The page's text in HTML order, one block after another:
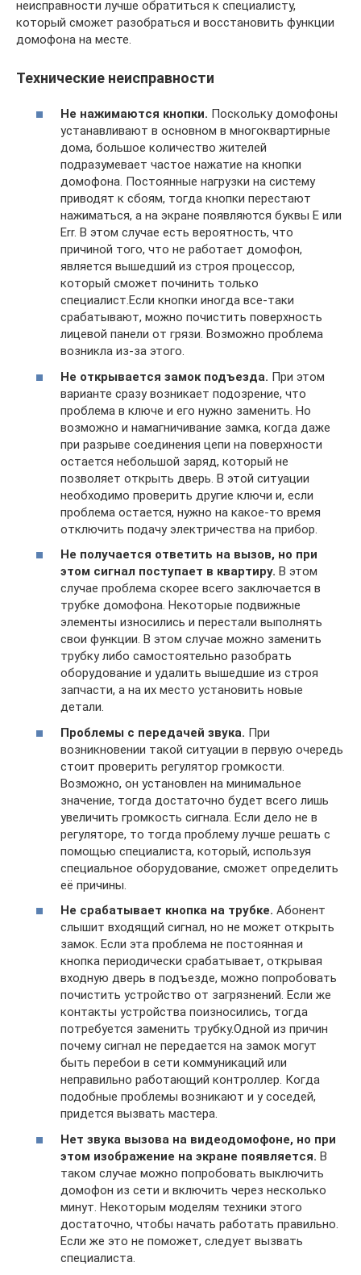
неисправности лучше обратиться к специалисту,
который сможет разобраться и восстановить функции
домофона на месте.
Технические неисправности
Не нажимаются кнопки. Поскольку домофоны
устанавливают в основном в многоквартирные
дома, большое количество жителей
подразумевает частое нажатие на кнопки
домофона. Постоянные нагрузки на систему
приводят к сбоям, тогда кнопки перестают
нажиматься, а на экране появляются буквы Е или
Err. В этом случае есть вероятность, что
причиной того, что не работает домофон,
является вышедший из строя процессор,
который сможет починить только
специалист.Если кнопки иногда все-таки
срабатывают, можно почистить поверхность
лицевой панели от грязи. Возможно проблема
возникла из-за этого.
Не открывается замок подъезда. При этом
варианте сразу возникает подозрение, что
проблема в ключе и его нужно заменить. Но
возможно и намагничивание замка, когда даже
при разрыве соединения цепи на поверхности
остается небольшой заряд, который не
позволяет открыть дверь. В этой ситуации
необходимо проверить другие ключи и, если
проблема остается, нужно на какое-то время
отключить подачу электричества на прибор.
Не получается ответить на вызов, но при
этом сигнал поступает в квартиру. В этом
случае проблема скорее всего заключается в
трубке домофона. Некоторые подвижные
элементы износились и перестали выполнять
свои функции. В этом случае можно заменить
трубку либо самостоятельно разобрать
оборудование и удалить вышедшие из строя
запчасти, а на их место установить новые
детали.
Проблемы с передачей звука. При
возникновении такой ситуации в первую очередь
стоит проверить регулятор громкости.
Возможно, он установлен на минимальное
значение, тогда достаточно будет всего лишь
увеличить громкость сигнала. Если дело не в
регуляторе, то тогда проблему лучше решать с
помощью специалиста, который, используя
специальное оборудование, сможет определить
её причины.
Не срабатывает кнопка на трубке. Абонент
слышит входящий сигнал, но не может открыть
замок. Если эта проблема не постоянная и
кнопка периодически срабатывает, открывая
входную дверь в подъезде, можно попробовать
почистить устройство от загрязнений. Если же
контакты устройства поизносились, тогда
потребуется заменить трубку.Одной из причин
почему сигнал не передается на замок могут
быть перебои в сети коммуникаций или
неправильно работающий контроллер. Когда
подобные проблемы возникают и у соседей,
придется вызвать мастера.
Нет звука вызова на видеодомофоне, но при
этом изображение на экране появляется. В
таком случае можно попробовать выключить
домофон из сети и включить через несколько
минут. Некоторым моделям техники этого
достаточно, чтобы начать работать правильно.
Если же это не поможет, следует вызвать
специалиста.